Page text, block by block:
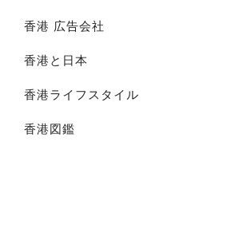
香港 広告会社
香港と日本
香港ライフスタイル
香港図鑑